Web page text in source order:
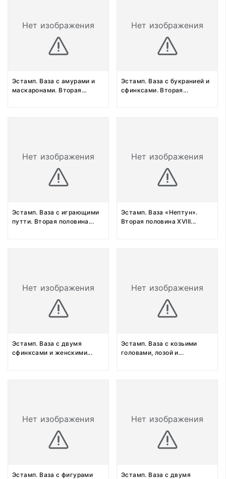
Нет изображения
Эстамп. Ваза с амурами и
маскаронами. Вторая ...
Нет изображения
Эстамп. Ваза с букранией и
сфинксами. Вторая ...
Нет изображения
Эстамп. Ваза с играющими
путти. Вторая половина ...
Нет изображения
Эстамп. Ваза «Нептун».
Вторая половина XVIII...
Нет изображения
Эстамп. Ваза с двумя
сфинксами и женскими...
Нет изображения
Эстамп. Ваза с козьими
головами, лозой и...
Нет изображения
Эстамп. Ваза с фигурами
Нет изображения
Эстамп. Ваза с двумя